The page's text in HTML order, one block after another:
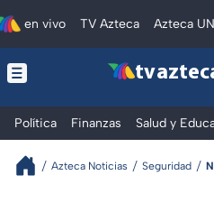
en vivo TV Azteca Azteca
tv
Política Finanzas Salud y
Azteca Noticias Seguridad